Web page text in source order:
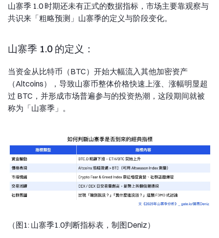
山寨季 1.0 时期还未有正式的数据指标，市场主要靠观察与
共识来「粗略预测」山寨季的定义与阶段变化。
山寨季 1.0 的定义：
当资金从比特币（BTC）开始大幅流入其他加密资产
（Altcoins），导致山寨币整体价格快速上涨、涨幅明显超
过 BTC，并形成市场普遍参与的投资热潮，这段期间就被
称为「山寨季」。
（图1: 山寨季1.0判断指标表，制图Deniz）